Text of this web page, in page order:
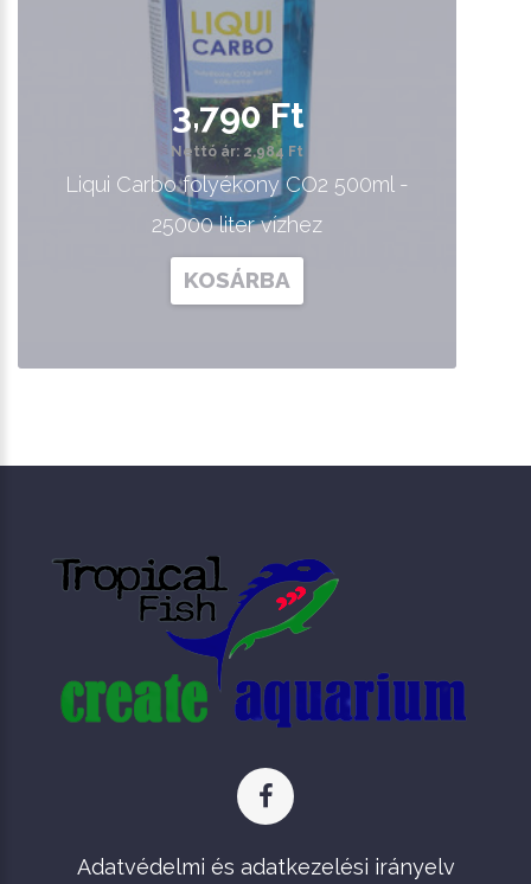
3,790 Ft
Nettó ár: 2,984 Ft
Liqui Carbo folyékony CO2 500ml -
25000 liter vízhez
KOSÁRBA
Adatvédelmi és adatkezelési irányelv